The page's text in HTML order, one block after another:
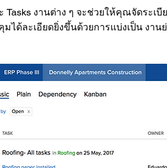
ะ Tasks งานต่าง ๆ จะช่วยให้คุณจัดร
มได้ละเอียดยิ่งขึ้นด้วยการแบ่งเป็น งา